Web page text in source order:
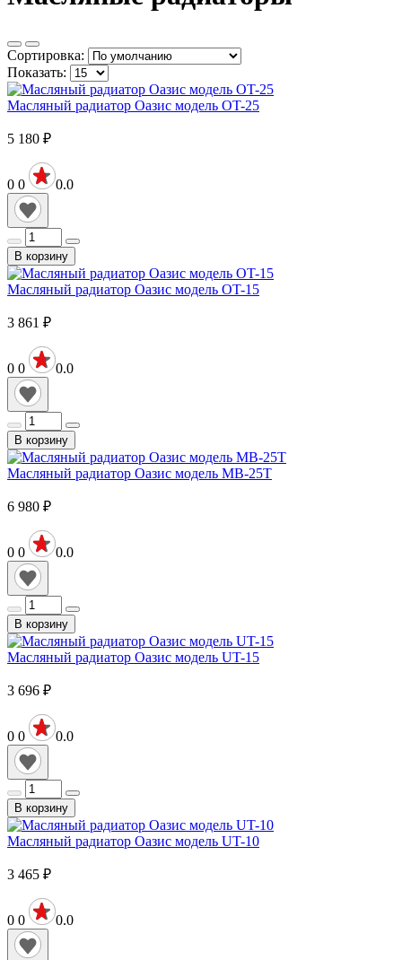
Сортировка:
Показать:
Масляный радиатор Оазис модель ОT-25
5 180 ₽
0 0 0.0
В корзину
Масляный радиатор Оазис модель ОT-15
3 861 ₽
0 0 0.0
В корзину
Масляный радиатор Оазис модель МB-25T
6 980 ₽
0 0 0.0
В корзину
Масляный радиатор Оазис модель UT-15
3 696 ₽
0 0 0.0
В корзину
Масляный радиатор Оазис модель UT-10
3 465 ₽
0 0 0.0